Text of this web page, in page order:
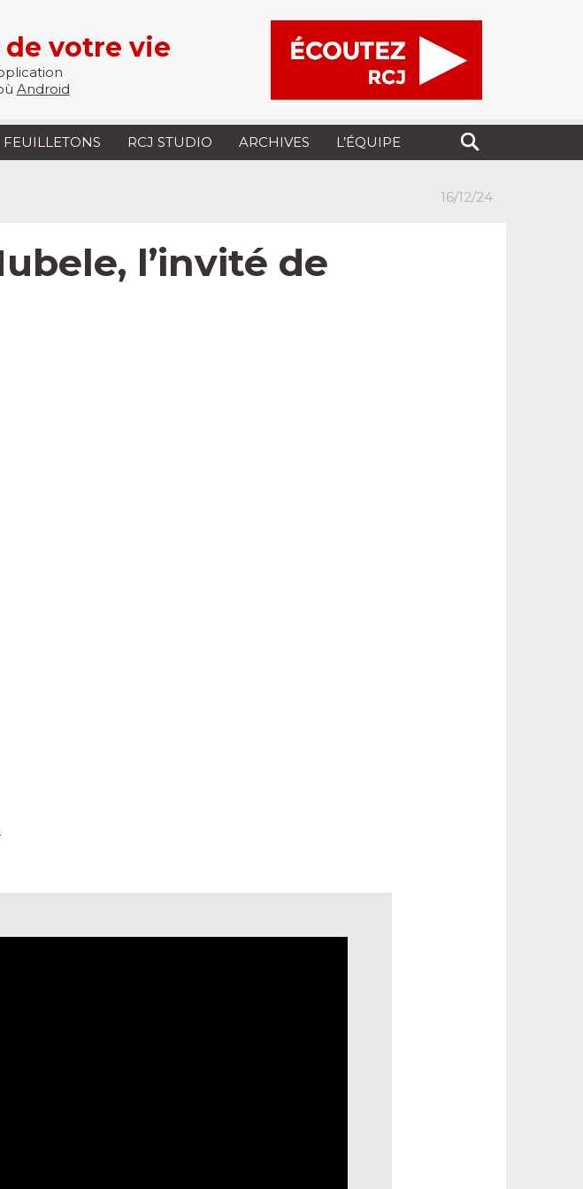
votre vie
Android
FEUILLETONS RCJ STUDIO ARCHIVES L’ÉQUIPE
16/12/24
l’invité de